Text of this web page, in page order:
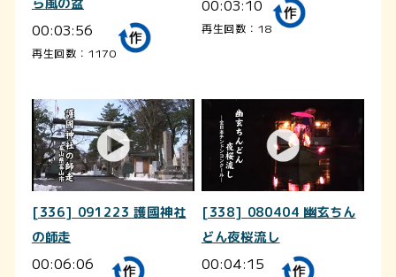
ら風の盆
00:03:56
再生回数：1170
00:03:10
再生回数：18
[336] 091223 護國神社
の師走
00:06:06
[338] 080404 幽玄ちん
どん夜桜流し
00:04:15